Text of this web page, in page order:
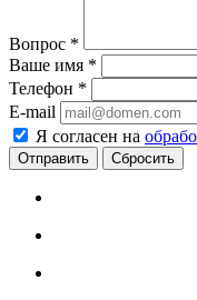
Вопрос *
Ваше имя *
Телефон *
E-mail
Я согласен на
Сбросить